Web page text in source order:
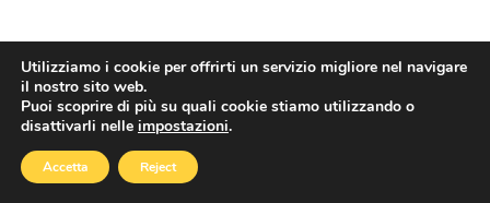
Utilizziamo i cookie per offrirti un servizio migliore nel navigare
il nostro sito web.
Puoi scoprire di più su quali cookie stiamo utilizzando o
disattivarli nelle impostazioni.
Accetta Reject